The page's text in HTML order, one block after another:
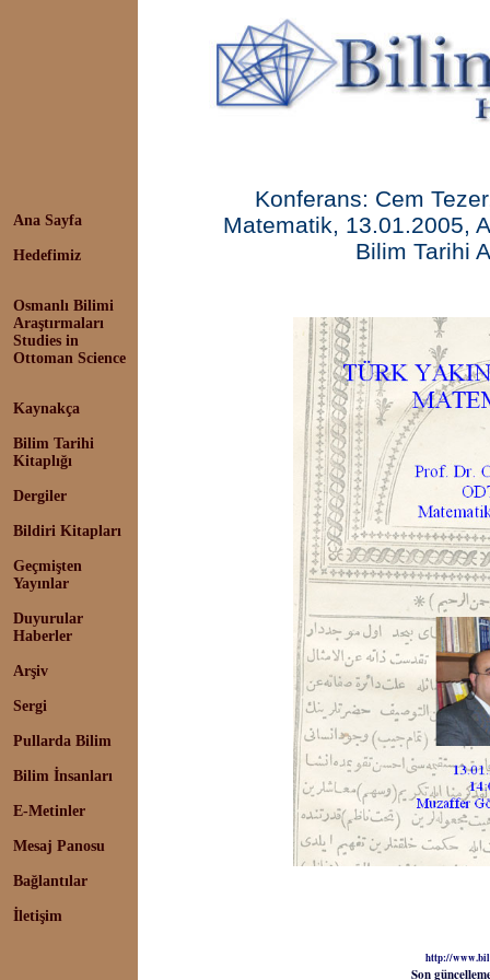
Ana Sayfa
Hedefimiz
Osmanlı Bilimi
Araştırmaları
Studies in
Ottoman Science
Kaynakça
Bilim Tarihi
Kitaplığı
Dergiler
Bildiri Kitapları
Geçmişten
Yayınlar
Duyurular
Haberler
Arşiv
Sergi
Pullarda Bilim
Bilim İnsanları
E-Metinler
Mesaj Panosu
Bağlantılar
İletişim
Konferans: Cem
Matematik, 13.01.2005,
Bilim Tarihi
http://
Son